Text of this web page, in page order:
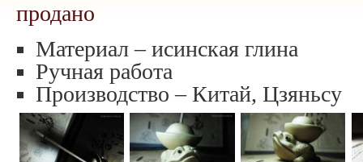
продано
Материал – исинская глина
Ручная работа
Производство – Китай, Цзяньсу